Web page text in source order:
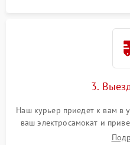
3.
Наш курьер приедет к вам в
ваш электросамокат и